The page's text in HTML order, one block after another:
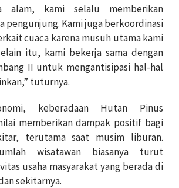
alam, kami selalu memberikan
pengunjung. Kami juga berkoordinasi
cuaca karena musuh utama kami
itu, kami bekerja sama dengan
II untuk mengantisipasi hal-hal
tuturnya.
keberadaan Hutan Pinus
memberikan dampak positif bagi
terutama saat musim liburan.
wisatawan biasanya turut
usaha masyarakat yang berada di
sekitarnya.